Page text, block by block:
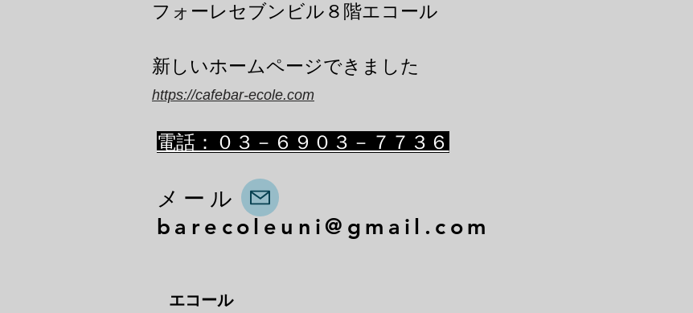
フォーレセブンビル８階エコール
​新しいホームページできました
https://cafebar-ecole.com
​電話：０３－６９０３－７７３６
メール
barecoleuni@gmail.com
エコール